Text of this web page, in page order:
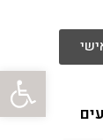
פתח